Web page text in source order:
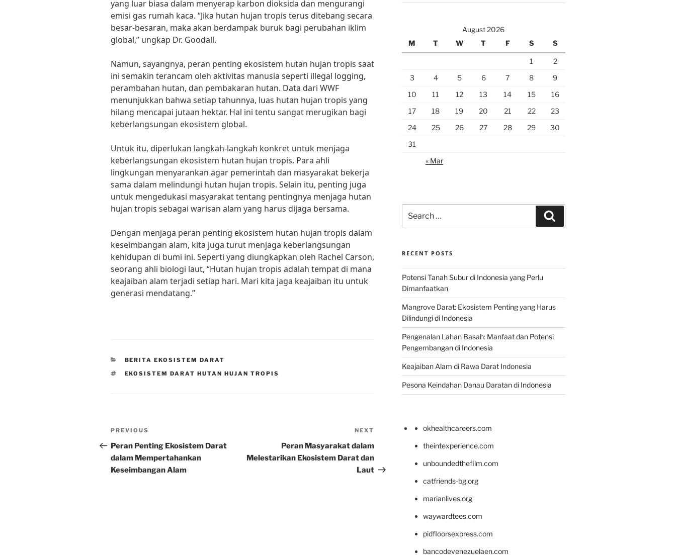
yang luar biasa dalam menyerap karbon dioksida dan mengurangi
emisi gas rumah kaca. “Jika hutan hujan tropis terus ditebang secara
besar-besaran, maka akan berdampak buruk bagi perubahan iklim
global,” ungkap Dr. Goodall.
Namun, sayangnya, peran penting ekosistem hutan hujan tropis saat
ini semakin terancam oleh aktivitas manusia seperti illegal logging,
perambahan hutan, dan pembakaran hutan. Data dari WWF
menunjukkan bahwa setiap tahunnya, luas hutan hujan tropis yang
hilang mencapai jutaan hektar. Hal ini tentu sangat merugikan bagi
keberlangsungan ekosistem global.
Untuk itu, diperlukan langkah-langkah konkret untuk menjaga
keberlangsungan ekosistem hutan hujan tropis. Para ahli
lingkungan menyarankan agar pemerintah dan masyarakat bekerja
sama dalam melindungi hutan hujan tropis. Selain itu, penting juga
untuk mengedukasi masyarakat tentang pentingnya menjaga hutan
hujan tropis sebagai warisan alam yang harus dijaga bersama.
Dengan menjaga peran penting ekosistem hutan hujan tropis dalam
keseimbangan alam, kita juga turut menjaga keberlangsungan
kehidupan di bumi ini. Seperti yang diungkapkan oleh Rachel Carson,
seorang ahli biologi laut, “Hutan hujan tropis adalah tempat di mana
keajaiban alam terjadi setiap hari. Mari kita jaga keajaiban itu untuk
generasi mendatang.”
CATEGORIES
BERITA EKOSISTEM DARAT
TAGS
EKOSISTEM DARAT HUTAN HUJAN TROPIS
Post
navigation
Previous
Post
PREVIOUS
Peran Penting Ekosistem Darat
dalam Mempertahankan
Keseimbangan Alam
Post
NEXT
Peran Masyarakat dalam
Melestarikan Ekosistem Darat dan
Laut
August 2026
M
T W T F S S
1
2
3
4 5 6 7 8
9
10
11 12 13 14 15
16
17
18 19 20 21 22
23
24
25 26 27 28 29
30
31
« Mar
for:
RECENT POSTS
Potensi Tanah Subur di Indonesia yang Perlu
Dimanfaatkan
Mangrove Darat: Ekosistem Penting yang Harus
Dilindungi di Indonesia
Pengenalan Lahan Basah: Manfaat dan Potensi
Pengembangan di Indonesia
Keajaiban Alam di Rawa Darat Indonesia
Pesona Keindahan Danau Daratan di Indonesia
okhealthcareers.com
theintexperience.com
unboundedthefilm.com
catfriends-bg.org
marianlives.org
waywardtees.com
pidfloorsexpress.com
bancodevenezuelaen.com